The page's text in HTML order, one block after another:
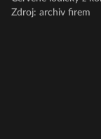
Zdroj: archiv firem